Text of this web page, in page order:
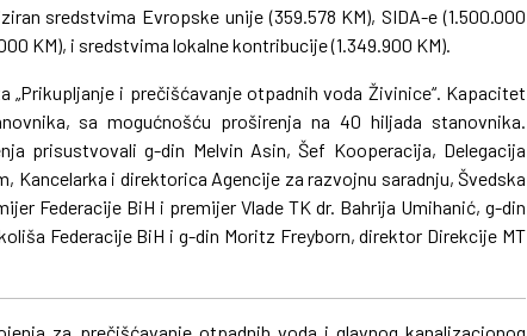
sredstvima Evropske unije (359.578 KM), SIDA-e (1.500.000
KM), i sredstvima lokalne kontribucije (1.349.900 KM).
i prečišćavanje otpadnih voda Živinice“. Kapacitet
sa mogućnošću proširenja na 40 hiljada stanovnika.
prisustvovali g-din Melvin Asin, Šef Kooperacija, Delegacija
Kancelarka i direktorica Agencije za razvojnu saradnju, Švedska
Federacije BiH i premijer Vlade TK dr. Bahrija Umihanić, g-din
Federacije BiH i g-din Moritz Freyborn, direktor Direkcije MT